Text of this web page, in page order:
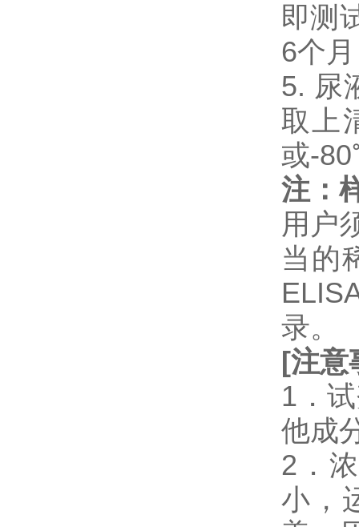
即测
6个
5. 尿
取上
或-
注：
用户
当的
录。
[注意
1．
他成
2．
小，